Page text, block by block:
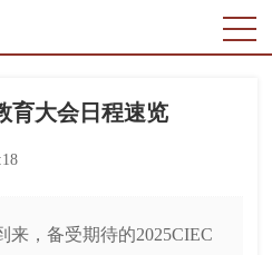
育大会日程速览
来，备受期待的2025CIEC